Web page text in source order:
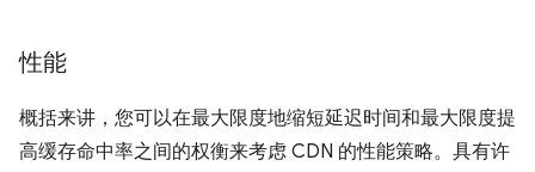
性能
概括来讲，您可以在最大限度地缩短延迟时间和最大限度提
高缓存命中率之间的权衡来考虑 CDN 的性能策略。具有许